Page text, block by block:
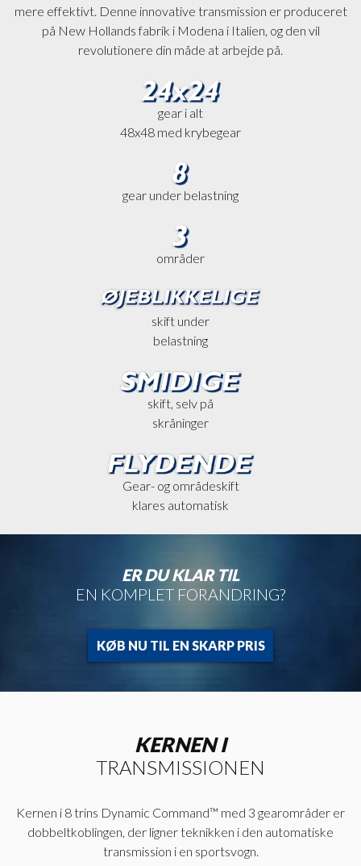
mere effektivt. Denne innovative transmission er produceret
på New Hollands fabrik i Modena i Italien, og den vil
revolutionere din måde at arbejde på.
gear i alt
48x48 med krybegear
gear under belastning
områder
skift under
belastning
skift, selv på
skråninger
Gear- og områdeskift
klares automatisk
ER DU KLAR TIL
EN KOMPLET FORANDRING?
KØB NU TIL EN SKARP PRIS
KERNEN I
TRANSMISSIONEN
Kernen i 8 trins Dynamic Command™ med 3 gearområder er
dobbeltkoblingen, der ligner teknikken i den automatiske
transmission i en sportsvogn.